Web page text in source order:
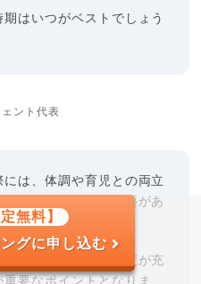
はいつがベストでしょう
ント代表
は、体調や育児との両立
について考える必要があ
休や育休、育休制度が充
要なポイントとなりま
無料】
グに申し込む